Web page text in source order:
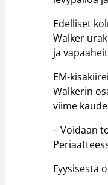
Edelliset
Walker
ja
EM-
Walkerin
viime
– Voidaan
Fyysisestä